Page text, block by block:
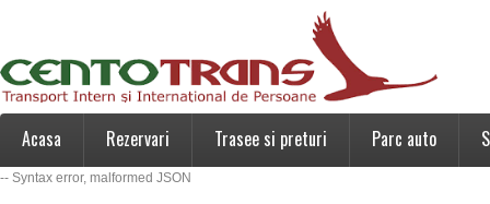
Acasa Rezervari Trasee si preturi Parc auto
-- Syntax error, malformed JSON